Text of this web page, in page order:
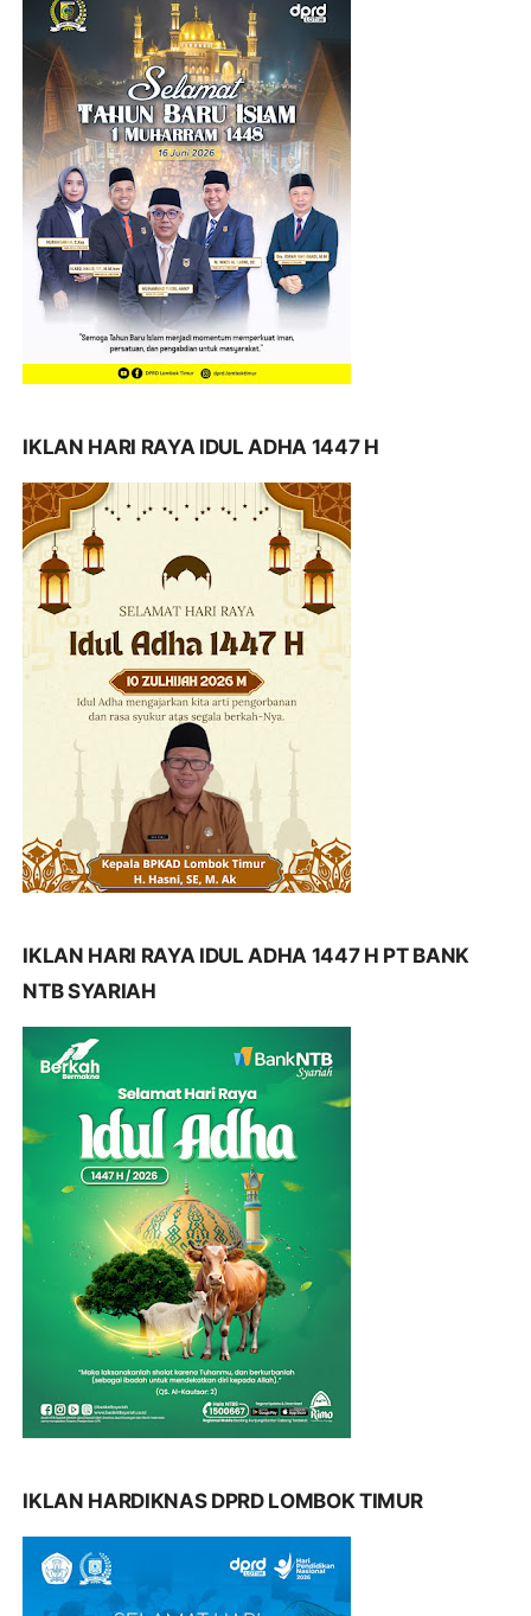
IKLAN HARI RAYA IDUL ADHA 1447 H
IKLAN HARI RAYA IDUL ADHA 1447 H PT BANK
NTB SYARIAH
IKLAN HARDIKNAS DPRD LOMBOK TIMUR